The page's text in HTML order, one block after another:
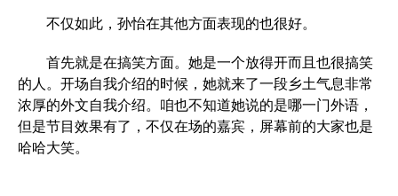
不仅如此，孙怡在其他方面表现的也很好。
首先就是在搞笑方面。她是一个放得开而且也很搞笑
的人。开场自我介绍的时候，她就来了一段乡土气息非常
浓厚的外文自我介绍。咱也不知道她说的是哪一门外语，
但是节目效果有了，不仅在场的嘉宾，屏幕前的大家也是
哈哈大笑。